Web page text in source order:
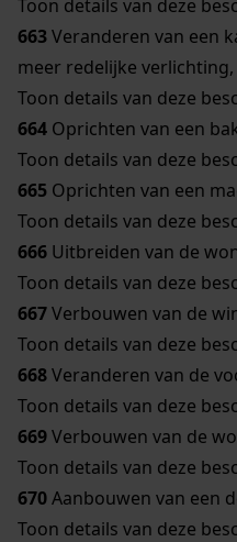
Toon details van deze
663Veranderen van een
meer redelijke verlichting,
Toon details van deze
664 Oprichten van een
Toon details van deze
665 Oprichten van een
Toon details van deze
666 Uitbreiden van de
Toon details van deze
667Verbouwen van de
Toon details van deze
668Veranderen van de
Toon details van deze
669Verbouwen van de
Toon details van deze
670Aanbouwen van een
Toon details van deze